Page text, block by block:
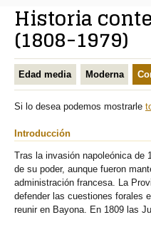
ACCESO
PÁGINA
ACTUAL
CONTENIDO
PRINCIPAL
DE
PÁGINA
Historia
(1808-1979)
Edad media Moderna
Si lo desea podemos mostrarle
Introducción
Tras la invasión napoleónica de
de su poder, aunque fueron
administración francesa. La
defender las cuestiones forales
reunir en Bayona. En 1809 las